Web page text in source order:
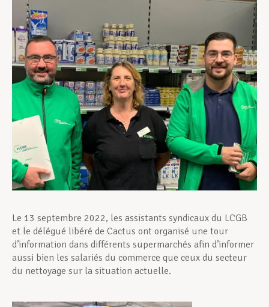
Assistance en vie privée
Développement professionnel
Devenir Membre
Actualités
Le 13 septembre 2022, les assistants syndicaux du LCGB
et le délégué libéré de Cactus ont organisé une tour
d’information dans différents supermarchés afin d’informer
aussi bien les salariés du commerce que ceux du secteur
du nettoyage sur la situation actuelle.